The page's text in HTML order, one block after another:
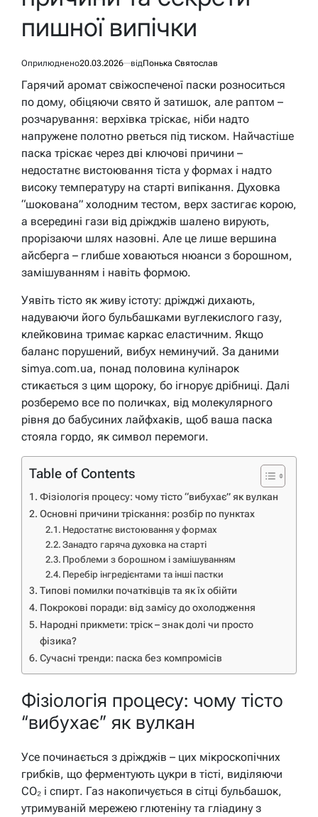
пишної випічки
Оприлюднено20.03.2026 відПонька Святослав
Гарячий аромат свіжоспеченої паски розноситься
по дому, обіцяючи свято й затишок, але раптом –
розчарування: верхівка тріскає, ніби надто
напружене полотно рветься під тиском. Найчастіше
паска тріскає через дві ключові причини –
недостатнє вистоювання тіста у формах і надто
високу температуру на старті випікання. Духовка
“шокована” холодним тестом, верх застигає корою,
а всередині гази від дріжджів шалено вирують,
прорізаючи шлях назовні. Але це лише вершина
айсберга – глибше ховаються нюанси з борошном,
замішуванням і навіть формою.
Уявіть тісто як живу істоту: дріжджі дихають,
надуваючи його бульбашками вуглекислого газу,
клейковина тримає каркас еластичним. Якщо
баланс порушений, вибух неминучий. За даними
simya.com.ua, понад половина кулінарок
стикається з цим щороку, бо ігнорує дрібниці. Далі
розберемо все по поличках, від молекулярного
рівня до бабусиних лайфхаків, щоб ваша паска
стояла гордо, як символ перемоги.
Table of Contents
Фізіологія процесу: чому тісто “вибухає” як вулкан
Основні причини тріскання: розбір по пунктах
Недостатнє вистоювання у формах
Занадто гаряча духовка на старті
Проблеми з борошном і замішуванням
Перебір інгредієнтами та інші пастки
Типові помилки початківців та як їх обійти
Покрокові поради: від замісу до охолодження
Народні прикмети: тріск – знак долі чи просто
фізика?
Сучасні тренди: паска без компромісів
Фізіологія процесу: чому тісто
“вибухає” як вулкан
Усе починається з дріжджів – цих мікроскопічних
грибків, що ферментують цукри в тісті, виділяючи
CO₂ і спирт. Газ накопичується в сітці бульбашок,
утримуваній мережею глютеніну та гліадину з